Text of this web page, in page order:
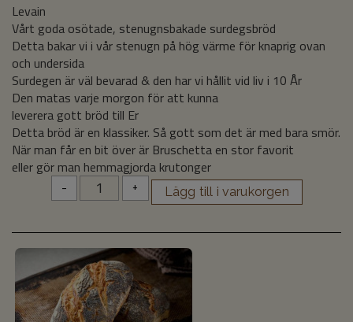
Levain
Vårt goda osötade, stenugnsbakade surdegsbröd
Detta bakar vi i vår stenugn på hög värme för knaprig ovan
och undersida
Surdegen är väl bevarad & den har vi hållit vid liv i 10 År
Den matas varje morgon för att kunna
leverera gott bröd till Er
Detta bröd är en klassiker. Så gott som det är med bara smör.
När man får en bit över är Bruschetta en stor favorit
eller gör man hemmagjorda krutonger
- +